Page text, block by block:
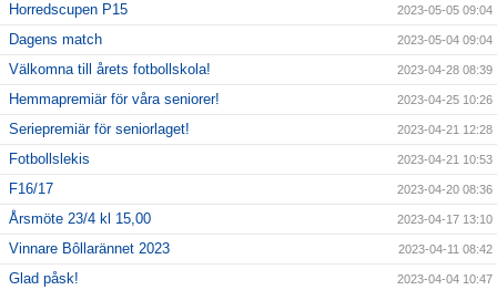
Horredscupen P15 2023-05-05 09:04
Dagens match 2023-05-04 09:04
Välkomna till årets fotbollskola! 2023-04-28 08:39
Hemmapremiär för våra seniorer! 2023-04-25 10:26
Seriepremiär för seniorlaget! 2023-04-21 12:28
Fotbollslekis 2023-04-21 10:53
F16/17 2023-04-20 08:36
Årsmöte 23/4 kl 15,00 2023-04-17 13:10
Vinnare Bôllarännet 2023 2023-04-11 08:42
Glad påsk! 2023-04-04 10:47